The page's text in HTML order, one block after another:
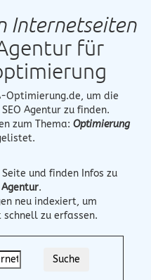
Internetseiten
für
Optimierung.de, um die
Agentur zu finden.
zum Thema: Optimierung
und finden Infos zu
Agentur.
neu indexiert, um
zu erfassen.